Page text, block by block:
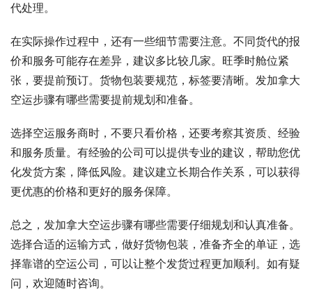
代处理。
在实际操作过程中，还有一些细节需要注意。不同货代的报
价和服务可能存在差异，建议多比较几家。旺季时舱位紧
张，要提前预订。货物包装要规范，标签要清晰。发加拿大
空运步骤有哪些需要提前规划和准备。
选择空运服务商时，不要只看价格，还要考察其资质、经验
和服务质量。有经验的公司可以提供专业的建议，帮助您优
化发货方案，降低风险。建议建立长期合作关系，可以获得
更优惠的价格和更好的服务保障。
总之，发加拿大空运步骤有哪些需要仔细规划和认真准备。
选择合适的运输方式，做好货物包装，准备齐全的单证，选
择靠谱的空运公司，可以让整个发货过程更加顺利。如有疑
问，欢迎随时咨询。